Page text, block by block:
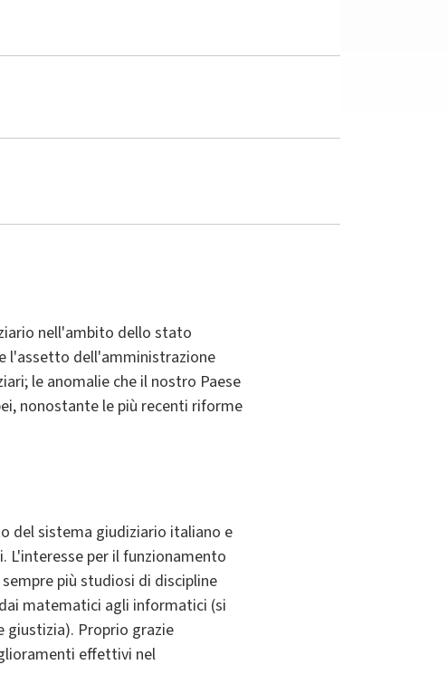
nell'ambito dello stato
l'assetto dell'amministrazione
le anomalie che il nostro Paese
nonostante le più recenti riforme
del sistema giudiziario italiano e
per il funzionamento
più studiosi di discipline
matematici agli informatici (si
giustizia). Proprio grazie
effettivi nel